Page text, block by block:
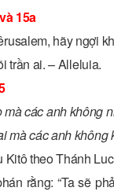
15a
hãy ngợi
trần ai. – Alleluia.
mà các anh không
mà các anh không
theo Thánh
rằng: “Ta sẽ